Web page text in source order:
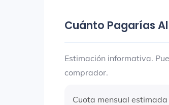
Cuánto Pagarías
Estimación informativa.
comprador.
Cuota mensual estimada